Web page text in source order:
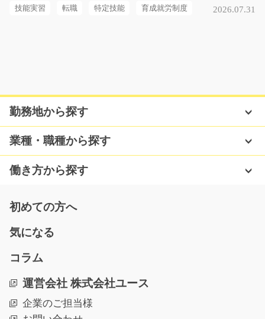
長期（3ヶ月以上）
フルーツの簡単な検品やラベル貼り/y03_01225
【担当者イチオシのレア求人です】フルーツにキズがな
いか検品したりラベ…
長期（3ヶ月以上）
福岡県筑後市
工場内で機械オペレーターのお仕事です/y08_0041
担当者おすすめ案件(^^♪未経験の方も大歓迎☆機械に部
技能実習 転職 特定技能 育成就労制度 2026.07.31
勤務地から探す
業種・職種から探す
働き方から探す
初めての方へ
気になる
コラム
運営会社 株式会社ユース
企業のご担当様